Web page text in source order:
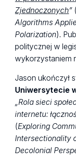
Zjednoczonych”
Algorithms
Polarization).
politycznej w
wykorzystaniem
Jason ukończył
Uniwersytecie
„Rola sieci
internetu:
(Exploring
Intersectionality
Decolonial